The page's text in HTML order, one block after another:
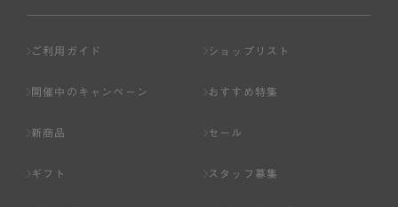
ご利用ガイド ショップリスト
開催中のキャンペーン おすすめ特集
新商品 セール
ギフト スタッフ募集